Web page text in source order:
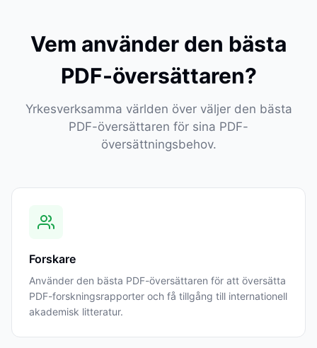
Vem använder den bästa
PDF-översättaren?
Yrkesverksamma världen över väljer den bästa
PDF-översättaren för sina PDF-
översättningsbehov.
Forskare
Använder den bästa PDF-översättaren för att översätta
PDF-forskningsrapporter och få tillgång till internationell
akademisk litteratur.